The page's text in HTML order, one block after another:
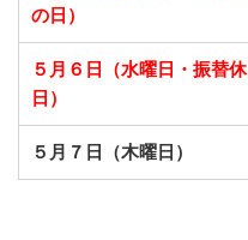
の日）
５月６日（水曜日・振替休
日）
５月７日（木曜日）